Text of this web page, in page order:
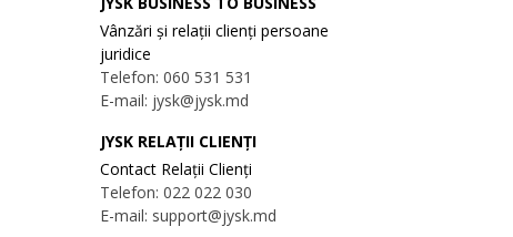
Vânzări și relații clienți persoane
juridice
Telefon: 060 531 531
E-mail: jysk@jysk.md
JYSK RELAȚII CLIENȚI
Contact Relații Clienți
Telefon: 022 022 030
E-mail: support@jysk.md